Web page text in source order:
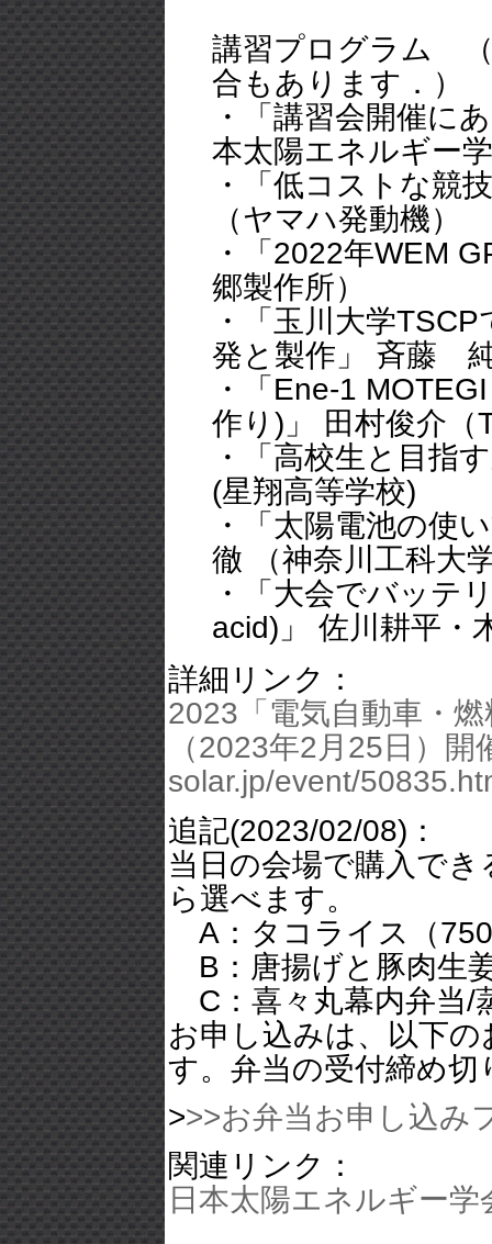
講習プログラム （
合もあります．）
・「講習会開
本太陽エネルギー
・「低コストな競
（ヤマハ発動機）
・「2022年
郷製作所）
・「玉川大学
発と製作」 斉藤
・「Ene-1
作り)」 田村俊介（
・「高校生と目
(星翔高等学校)
・「太陽電池の使
徹 （神奈川工科大
・「大会でバッテ
acid)」 佐川耕平・
詳細リンク：
2023「電気自動車・
（2023年2月25日）
solar.jp/event/
追記(2023/02/08)：
当日の会場で購入で
ら選べます。
A：タコライス（
B：唐揚げと豚肉生
C：喜々丸幕内弁当/
お申し込みは、以下
す。弁当の受付締め
>>>お弁当お申し込み
関連リンク：
日本太陽エネルギー